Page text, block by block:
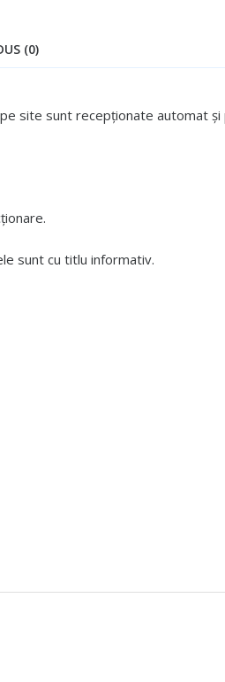
site sunt recepționate automat
sunt cu titlu informativ.
(0)